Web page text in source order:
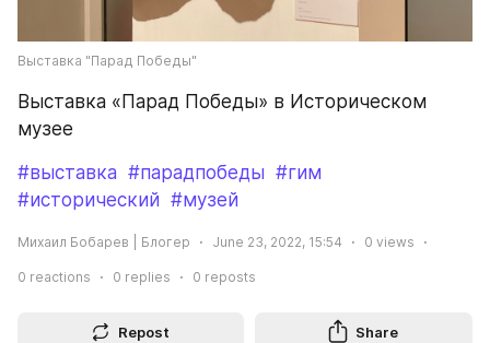
Выставка "Парад Победы"
Выставка «Парад Победы» в Историческом
музее
#выставка #парадпобеды #гим
#исторический #музей
Михаил Бобарев | Блогер June 23, 2022, 15:54 0 views
0 reactions 0 replies 0 reposts
Repost Share